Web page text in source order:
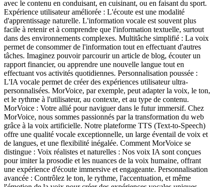
avec le contenu en conduisant, en cuisinant, ou en faisant du sport.
Expérience utilisateur améliorée : L'écoute est une modalité
d'apprentissage naturelle. L'information vocale est souvent plus
facile à retenir et à comprendre que l'information textuelle, surtout
dans des environnements complexes. Multitâche simplifié : La voix
permet de consommer de l'information tout en effectuant d'autres
tâches. Imaginez pouvoir parcourir un article de blog, écouter un
rapport financier, ou apprendre une nouvelle langue tout en
effectuant vos activités quotidiennes. Personnalisation poussée :
L'IA vocale permet de créer des expériences utilisateur ultra-
personnalisées. MorVoice, par exemple, peut adapter la voix, le ton,
et le rythme à l'utilisateur, au contexte, et au type de contenu.
MorVoice : Votre allié pour naviguer dans le futur immersif. Chez
MorVoice, nous sommes passionnés par la transformation du web
grâce à la voix artificielle. Notre plateforme TTS (Text-to-Speech)
offre une qualité vocale exceptionnelle, un large éventail de voix et
de langues, et une flexibilité inégalée. Comment MorVoice se
distingue : Voix réalistes et naturelles : Nos voix IA sont conçues
pour imiter la prosodie et les nuances de la voix humaine, offrant
une expérience d'écoute immersive et engageante. Personnalisation
avancée : Contrôlez le ton, le rythme, l'accentuation, et même